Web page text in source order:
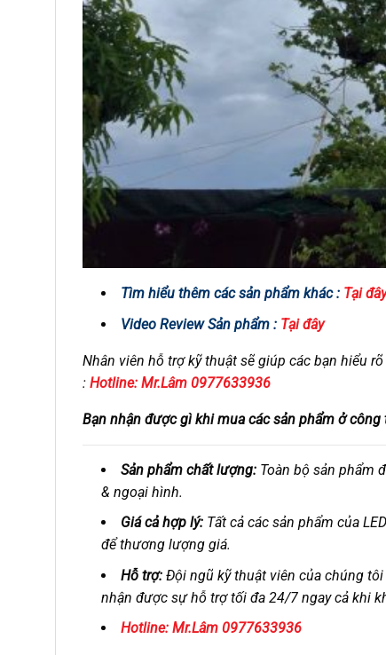
Tìm hiểu thêm các sản phẩm khác : Tại đây
Video Review Sản phẩm : Tại đây
Nhân viên hỗ trợ kỹ thuật sẽ giúp các bạn hiểu
: Hotline: Mr.Lâm 0977633936
Bạn nhận được gì khi mua các sản phẩm ở công
Sản phẩm chất lượng: Toàn bộ sản phẩm
& ngoại hình.
Giá cả hợp lý:Tất cả các sản phẩm của
để thương lượng giá.
Hỗ trợ:Đội ngũ kỹ thuật viên của chúng
nhận được sự hỗ trợ tối đa 24/7 ngay cả khi
Hotline: Mr.Lâm 0977633936